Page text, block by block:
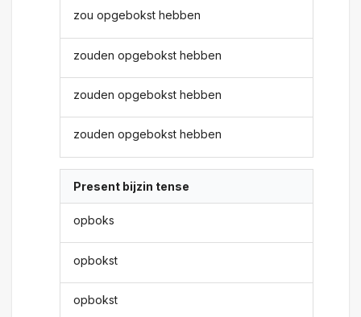
zou opgebokst hebben
zouden opgebokst hebben
zouden opgebokst hebben
zouden opgebokst hebben
Present bijzin tense
opboks
opbokst
opbokst